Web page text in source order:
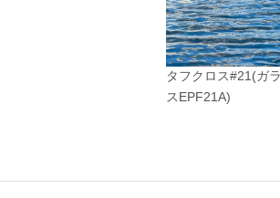
タフクロス#21(ガ
スEPF21A)